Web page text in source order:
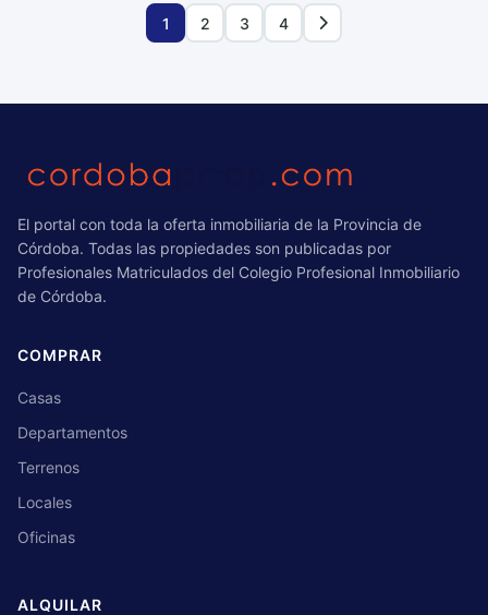
1 2 3 4
El portal con toda la oferta inmobiliaria de la Provincia de
Córdoba. Todas las propiedades son publicadas por
Profesionales Matriculados del Colegio Profesional Inmobiliario
de Córdoba.
COMPRAR
Casas
Departamentos
Terrenos
Locales
Oficinas
ALQUILAR